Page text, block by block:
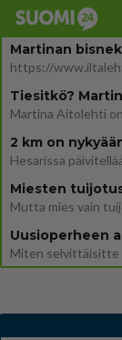
Martinan
2 km on
Miesten